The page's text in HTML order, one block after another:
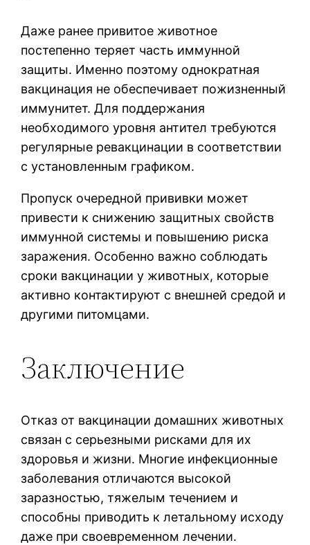
Даже ранее привитое животное
постепенно теряет часть иммунной
защиты. Именно поэтому однократная
вакцинация не обеспечивает пожизненный
иммунитет. Для поддержания
необходимого уровня антител требуются
регулярные ревакцинации в соответствии
с установленным графиком.
Пропуск очередной прививки может
привести к снижению защитных свойств
иммунной системы и повышению риска
заражения. Особенно важно соблюдать
сроки вакцинации у животных, которые
активно контактируют с внешней средой и
другими питомцами.
Заключение
Отказ от вакцинации домашних животных
связан с серьезными рисками для их
здоровья и жизни. Многие инфекционные
заболевания отличаются высокой
заразностью, тяжелым течением и
способны приводить к летальному исходу
даже при своевременном лечении.